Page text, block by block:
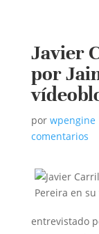
Javier
por
por wpengine
comentarios
entrevistado